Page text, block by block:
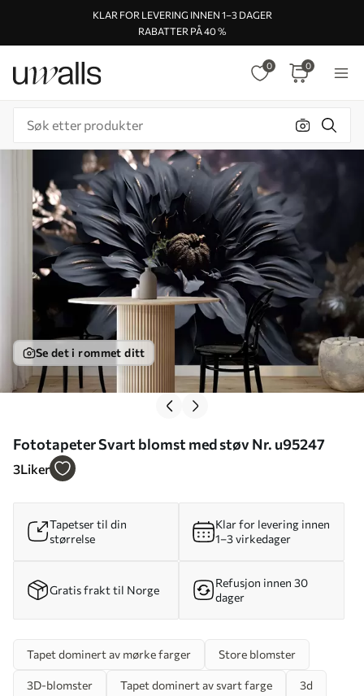
KLAR FOR LEVERING INNEN 1–3 DAGER
RABATTER PÅ 40 %
0 0
Se det i rommet ditt
Fototapeter Svart blomst med støv Nr. u95247
3Liker
Tapetser til din
størrelse
Klar for levering innen
1–3 virkedager
Gratis frakt til Norge
Refusjon innen 30
dager
Tapet dominert av mørke farger Store blomster
3D-blomster Tapet dominert av svart farge 3d